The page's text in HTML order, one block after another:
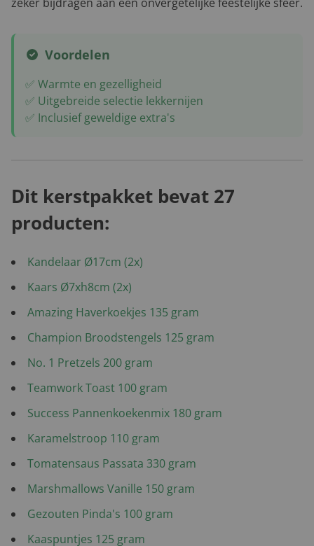
Voordelen
✅ Warmte en gezelligheid
✅ Uitgebreide selectie lekkernijen
✅ Inclusief geweldige extra's
Dit kerstpakket bevat 27
producten:
Kandelaar Ø17cm (2x)
Kaars Ø7xh8cm (2x)
Amazing Haverkoekjes 135 gram
Champion Broodstengels 125 gram
No. 1 Pretzels 200 gram
Teamwork Toast 100 gram
Success Pannenkoekenmix 180 gram
Karamelstroop 110 gram
Tomatensaus Passata 330 gram
Marshmallows Vanille 150 gram
Gezouten Pinda's 100 gram
Kaaspuntjes 125 gram